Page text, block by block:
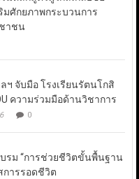
มศักยภาพกระบวนการ
าชน
ฯ จับมือ โรงเรียนรัตนโกสิ
ความร่วมมือด้านวิชาการ
0
รม “การช่วยชีวิตขั้นพื้นฐาน
การรอดชีวิต